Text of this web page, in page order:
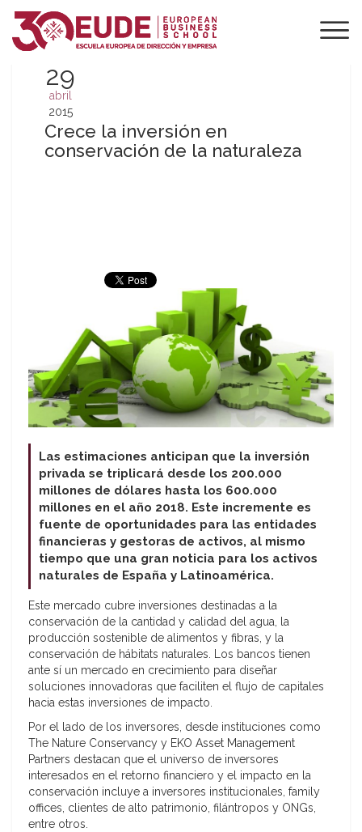
29
abril
2015
Crece la inversión en
conservación de la naturaleza
Las estimaciones anticipan que la inversión
privada se triplicará desde los 200.000
millones de dólares hasta los 600.000
millones en el año 2018. Este incremente es
fuente de oportunidades para las entidades
financieras y gestoras de activos, al mismo
tiempo que una gran noticia para los activos
naturales de España y Latinoamérica.
Este mercado cubre inversiones destinadas a la
conservación de la cantidad y calidad del agua, la
producción sostenible de alimentos y fibras, y la
conservación de hábitats naturales. Los bancos tienen
ante sí un mercado en crecimiento para diseñar
soluciones innovadoras que faciliten el flujo de capitales
hacia estas inversiones de impacto.
Por el lado de los inversores, desde instituciones como
The Nature Conservancy y EKO Asset Management
Partners destacan que el universo de inversores
interesados en el retorno financiero y el impacto en la
conservación incluye a inversores institucionales, family
offices, clientes de alto patrimonio, filántropos y ONGs,
entre otros.